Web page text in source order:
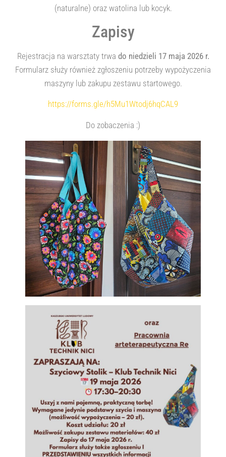
(naturalne) oraz watolina lub kocyk.
Zapisy
Rejestracja na warsztaty trwa do niedzieli 17 maja 2026 r.
Formularz służy również zgłoszeniu potrzeby wypożyczenia
maszyny lub zakupu zestawu startowego.
https://forms.gle/h5Mu1Wtodj6hqCAL9
Do zobaczenia :)